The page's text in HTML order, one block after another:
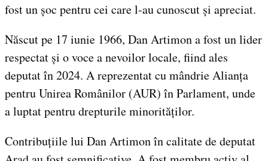
fost un șoc pentru cei care l-au cunoscut și apreciat.
Născut pe 17 iunie 1966, Dan Artimon a fost un lider
respectat și o voce a nevoilor locale, fiind ales
deputat în 2024. A reprezentat cu mândrie Alianța
pentru Unirea Românilor (AUR) în Parlament, unde
a luptat pentru drepturile minorităților.
Contribuțiile lui Dan Artimon în calitate de deputat